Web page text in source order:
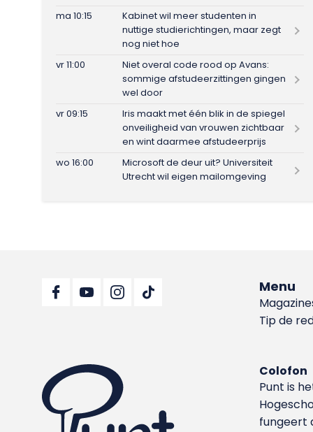
ma 10:15
Kabinet wil meer studenten in
nuttige studierichtingen, maar zegt
nog niet hoe
vr 11:00
Niet overal code rood op Avans:
sommige afstudeerzittingen gingen
wel door
vr 09:15
Iris maakt met één blik in de spiegel
onveiligheid van vrouwen zichtbaar
en wint daarmee afstudeerprijs
wo 16:00
Microsoft de deur uit? Universiteit
Utrecht wil eigen mailomgeving
Menu
Tip de
Colofon
Punt is
fungeert